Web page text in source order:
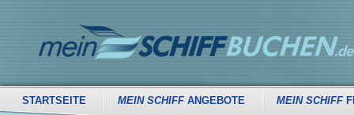
STARTSEITE MEIN SCHIFFANGEBOTE MEIN SCHIFF